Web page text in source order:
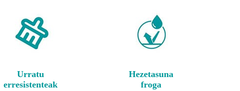
Urratu
erresistenteak
Hezetasuna
froga